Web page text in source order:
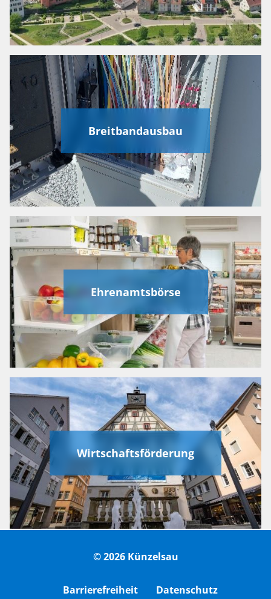
Breitbandausbau
Ehrenamtsbörse
Wirtschaftsförderung
© 2026 Künzelsau
Barrierefreiheit
Datenschutz